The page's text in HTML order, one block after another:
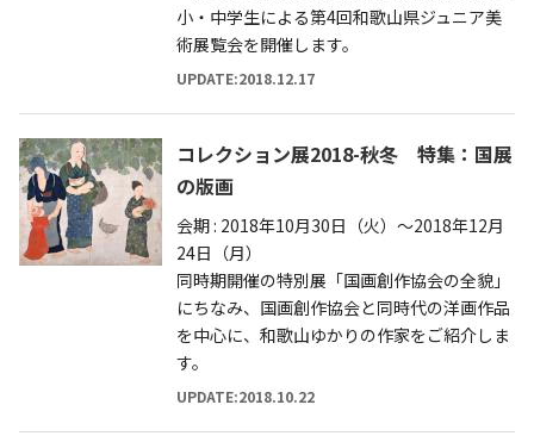
小・中学生による第4回和歌山県ジュニア美
術展覧会を開催します。
UPDATE:2018.12.17
コレクション展2018-秋冬 特集：国展
の版画
会期 : 2018年10月30日（火）～2018年12月
24日（月）
同時期開催の特別展「国画創作協会の全貌」
にちなみ、国画創作協会と同時代の洋画作品
を中心に、和歌山ゆかりの作家をご紹介しま
す。
UPDATE:2018.10.22